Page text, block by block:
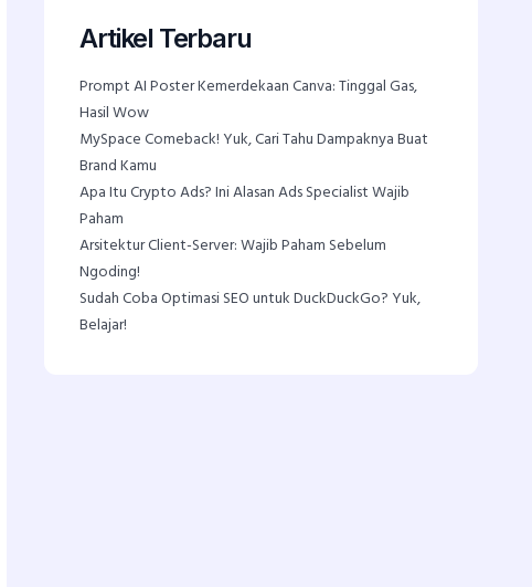
Artikel Terbaru
Prompt AI Poster Kemerdekaan Canva: Tinggal Gas,
Hasil Wow
MySpace Comeback! Yuk, Cari Tahu Dampaknya Buat
Brand Kamu
Apa Itu Crypto Ads? Ini Alasan Ads Specialist Wajib
Paham
Arsitektur Client-Server: Wajib Paham Sebelum
Ngoding!
Sudah Coba Optimasi SEO untuk DuckDuckGo? Yuk,
Belajar!